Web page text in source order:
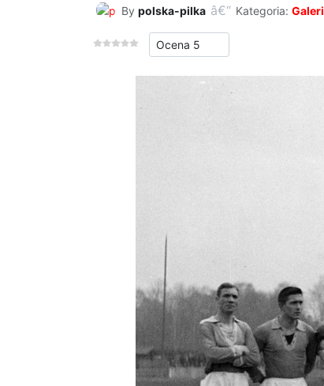
By polska-pilka Kategoria:
Proszę, oceń